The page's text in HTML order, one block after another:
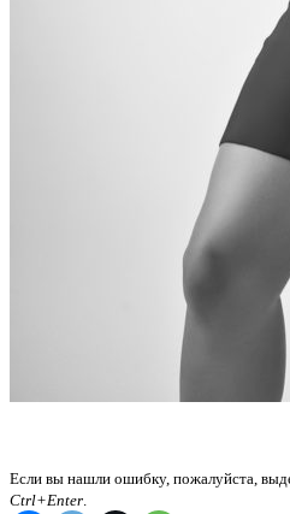
Если вы нашли ошибку, пожалуйста,
Ctrl+Enter